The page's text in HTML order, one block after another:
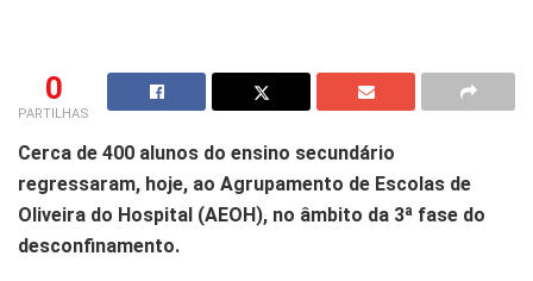
0
PARTILHAS
Cerca de 400 alunos do ensino secundário
regressaram, hoje, ao Agrupamento de Escolas de
Oliveira do Hospital (AEOH), no âmbito da 3ª fase do
desconfinamento.